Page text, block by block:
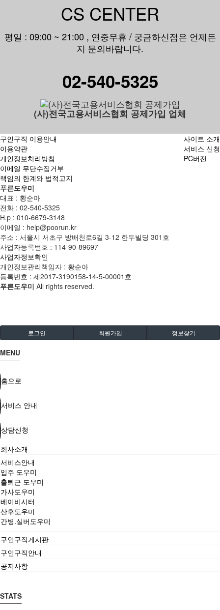
CS CENTER
평일 : 09:00 ~ 21:00 , 연중무휴 / 궁금하신점은 언제든
지 문의바랍니다.
02-540-5325
(사)전국고용서비스협회 공제가입 업체
구인구직 이용안내
이용약관
개인정보처리방침
이메일 무단수집거부
책임의 한계와 법적고지
사이트 소개
서비스 신청
PC버전
푸른도우미
대표 : 황순아
전화 : 02-540-5325
H.p : 010-6679-3148
이메일 : help@poorun.kr
주소 : 서울시 서초구 방배천로6길 3-12 한두빌딩 301호
사업자등록번호 : 114-90-89697
사업자정보확인
개인정보관리책임자 : 황순아
등록번호 : 제2017-3190158-14-5-00001호
푸른도우미 All rights reserved.
로그인 회원가입 정보찾기
MENU
홈으로
서비스 안내
상담신청
회사소개
서비스안내
입주 도우미
출퇴근 도우미
가사도우미
베이비시터
산후도우미
간병.실버도우미
구인구직게시판
구인구직안내
공지사항
STATS